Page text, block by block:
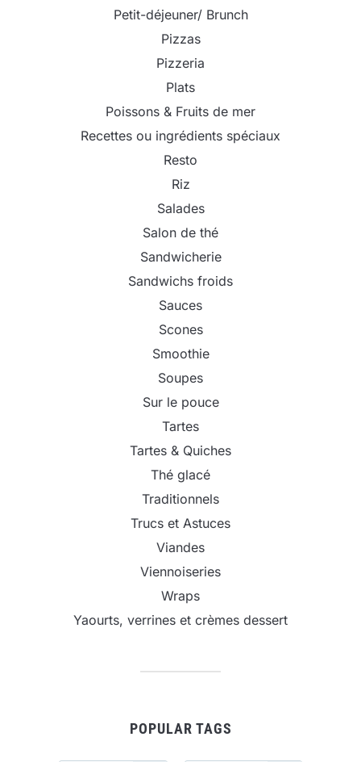
Petit-déjeuner/ Brunch
Pizzas
Pizzeria
Plats
Poissons & Fruits de mer
Recettes ou ingrédients spéciaux
Resto
Riz
Salades
Salon de thé
Sandwicherie
Sandwichs froids
Sauces
Scones
Smoothie
Soupes
Sur le pouce
Tartes
Tartes & Quiches
Thé glacé
Traditionnels
Trucs et Astuces
Viandes
Viennoiseries
Wraps
Yaourts, verrines et crèmes dessert
POPULAR TAGS